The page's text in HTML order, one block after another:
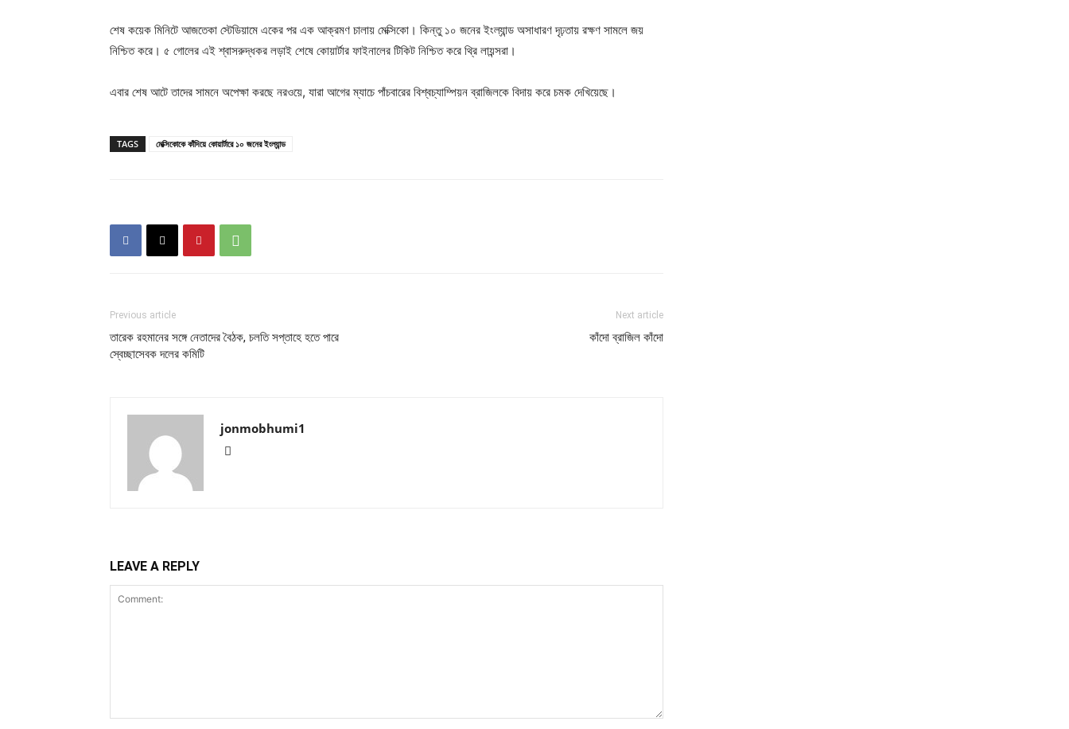
শেষ কয়েক মিনিটে আজতেকা স্টেডিয়ামে একের পর এক আক্রমণ চালায় মেক্সিকো। কিন্তু ১০ জনের ইংল্যান্ড অসাধারণ দৃঢ়তায় রক্ষণ সামলে জয়
নিশ্চিত করে। ৫ গোলের এই শ্বাসরুদ্ধকর লড়াই শেষে কোয়ার্টার ফাইনালের টিকিট নিশ্চিত করে থ্রি লায়ন্সরা।
এবার শেষ আটে তাদের সামনে অপেক্ষা করছে নরওয়ে, যারা আগের ম্যাচে পাঁচবারের বিশ্বচ্যাম্পিয়ন ব্রাজিলকে বিদায় করে চমক দেখিয়েছে।
TAGS মেক্সিকোকে কাঁদিয়ে কোয়ার্টারে ১০ জনের ইংল্যান্ড
Previous article
তারেক রহমানের সঙ্গে নেতাদের বৈঠক, চলতি সপ্তাহে হতে পারে
স্বেচ্ছাসেবক দলের কমিটি
Next article
কাঁদো ব্রাজিল কাঁদো
jonmobhumi1
LEAVE A REPLY